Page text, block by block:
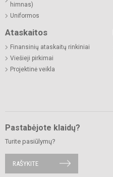
himnas)
Uniformos
Ataskaitos
Finansinių ataskaitų rinkiniai
Viešieji pirkimai
Projektinė veikla
Pastabėjote klaidų?
Turite pasiūlymų?
RAŠYKITE